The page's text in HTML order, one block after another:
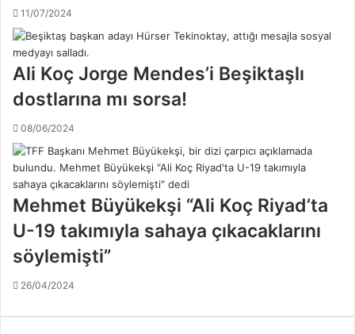
d
a
n
f
a
y
d
a
l
a
m
a
k
s
e
s
o
-
P
k
i
m
a
ç
ı
ı
Y
n
s
11/07/2024
Ali Koç Jorge Mendes’i Beşiktaşlı
dostlarına mı sorsa!
08/06/2024
Mehmet Büyükekşi “Ali Koç Riyad’ta
U-19 takımıyla sahaya çıkacaklarını
söylemişti”
26/04/2024